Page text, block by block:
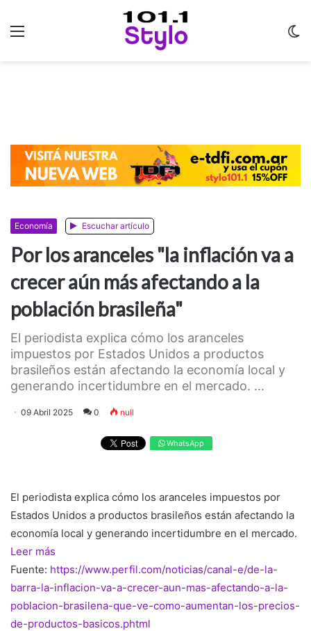
Economía Escuchar artículo
Por los aranceles "la inflación va a
crecer aún más afectando a la
población brasileña"
El periodista explica cómo los aranceles
impuestos por Estados Unidos a productos
brasileños están afectando la economía local y
generando incertidumbre en el mercado. ...
09 Abril 2025 0 null
WhatsApp
El periodista explica cómo los aranceles impuestos por
Estados Unidos a productos brasileños están afectando la
economía local y generando incertidumbre en el mercado.
Leer más
Fuente: https://www.perfil.com/noticias/canal-e/de-la-
barra-la-inflacion-va-a-crecer-aun-mas-afectando-a-la-
poblacion-brasilena-que-ve-como-aumentan-los-precios-
de-productos-basicos.phtml